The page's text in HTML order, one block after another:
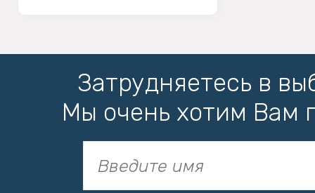
Затрудняетесь в
Мы очень хотим Вам